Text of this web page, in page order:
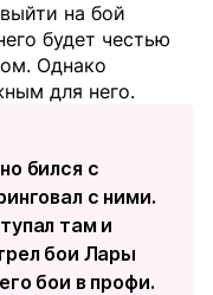
на бой
будет честью
Однако
для него.
бился с
с ними.
там и
бои Лары
бои в профи.